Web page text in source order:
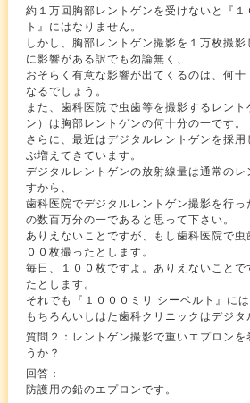
約１万回胸部レントゲンを受けないと『
ト』にはなりません。
しかし、胸部レントゲン撮影を１万枚撮
に影響がある訳でも勿論無く、
おそらく有意な影響が出てくるのは、何
なるでしょう。
また、歯科医院で虫歯等を撮影するレン
ン）は胸部レントゲンの何十分の一です。
さらに、最近はデジタルレントゲンを採
ぶ増えてきています。
デジタルレントゲンの放射線量は通常の
すから、
歯科医院でデジタルレントゲン撮影を行
の数百万分の一であると思って下さい。
ありえないことですが、もし歯科医院で虫
００枚撮ったとします。
毎日、１００枚ですよ。ありえないこと
たとします。
それでも『１０００ミリ シーベルト』には
もちろんいしはた歯科クリニックはデジタ
質問２：レントゲン撮影で重いエプロンを
うか？
回答：
防護用の鉛のエプロンです。